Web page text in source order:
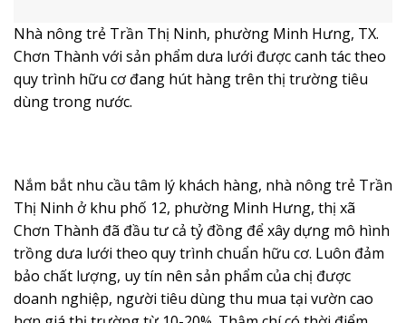
đẹp, vì trông quá đáng yêu. Có cầu ắt có cung. Các sản
phẩm nông nghiệp cũng vì đó mà phong phú về chủng
loại, đa dạng về mẫu mã để khách hàng lựa chọn.